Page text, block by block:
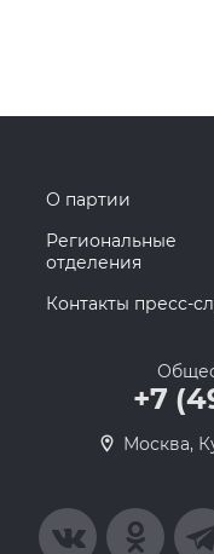
О партии
Региональные
отделения
Контакты пресс-
+7
Москва,